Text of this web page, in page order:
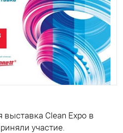
Clean Expo в
участие.